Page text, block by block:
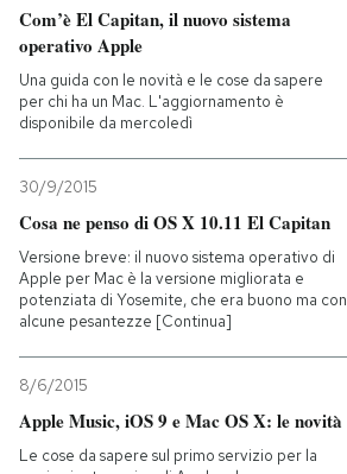
Com’è El Capitan, il nuovo sistema
operativo Apple
Una guida con le novità e le cose da sapere
per chi ha un Mac. L'aggiornamento è
disponibile da mercoledì
30/9/2015
Cosa ne penso di OS X 10.11 El Capitan
Versione breve: il nuovo sistema operativo di
Apple per Mac è la versione migliorata e
potenziata di Yosemite, che era buono ma con
alcune pesantezze [Continua]
8/6/2015
Apple Music, iOS 9 e Mac OS X: le novità
Le cose da sapere sul primo servizio per la